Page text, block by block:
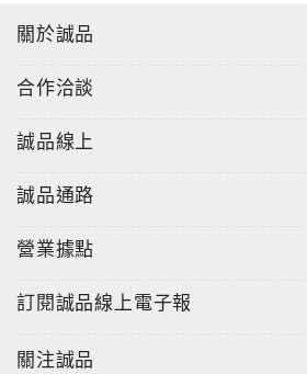
關於誠品
合作洽談
誠品線上
誠品通路
營業據點
訂閱誠品線上電子報
關注誠品